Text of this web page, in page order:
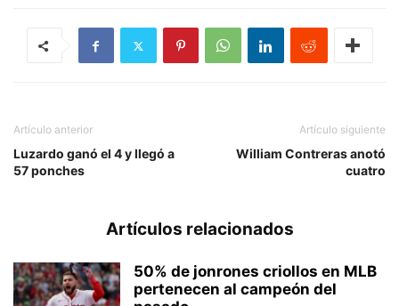
Artículo anterior
Luzardo ganó el 4 y llegó a
57 ponches
Artículo siguiente
William Contreras anotó
cuatro
Artículos relacionados
50% de jonrones criollos en MLB
pertenecen al campeón del